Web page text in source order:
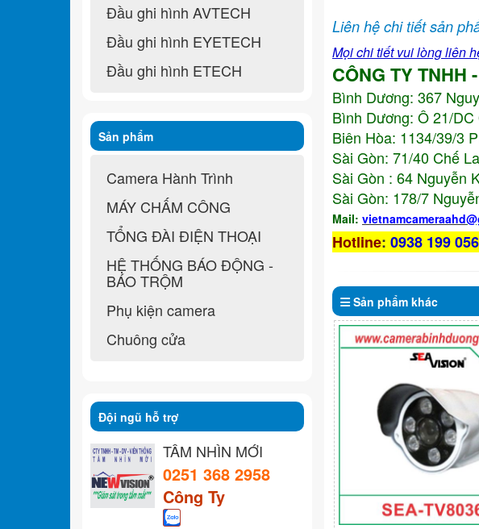
Liên hệ chi tiết sản
Mọi chi tiết vui lòng liên
CÔNG TY TNHH
Bình Dương: 367
Bình Dương: Ô 21/
Biên Hòa: 1134/39/3
Sài Gòn: 71/40 Chế
Sài Gòn : 64 Nguyễn
Sài Gòn: 178/7
Mail: vietnamcameraahd
Hotline: 0938 199
Sản phẩm khác
Đầu ghi hình AVTECH
Đầu ghi hình EYETECH
Đầu ghi hình ETECH
Sản phẩm
Camera Hành Trình
MÁY CHẤM CÔNG
TỔNG ĐÀI ĐIỆN THOẠI
HỆ THỐNG BÁO ĐỘNG -
BÁO TRỘM
Phụ kiện camera
Chuông cửa
Đội ngũ hỗ trợ
TẦM NHÌN MỚI
0251 368 2958
Công Ty